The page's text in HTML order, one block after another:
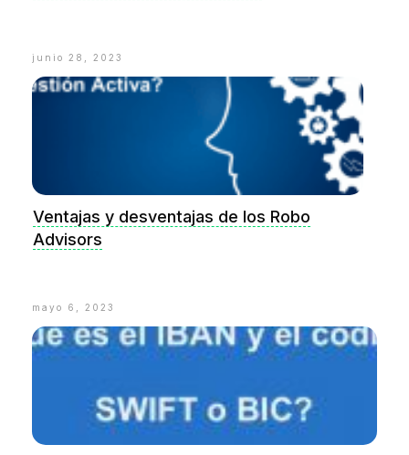
junio 28, 2023
Ventajas y desventajas de los Robo
Advisors
mayo 6, 2023